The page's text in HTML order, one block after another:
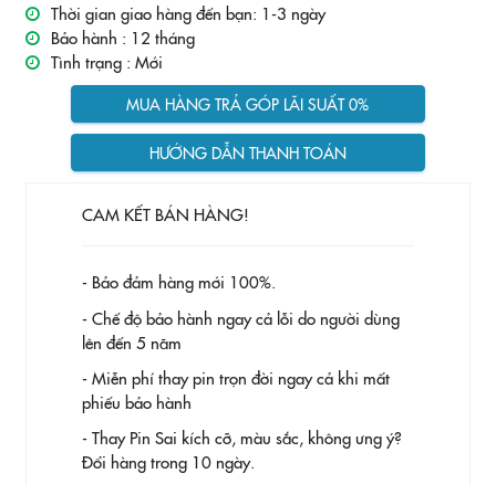
Thời gian giao hàng đến bạn: 1-3 ngày
Bảo hành : 12 tháng
Tình trạng : Mới
MUA HÀNG TRẢ GÓP LÃI SUẤT 0%
HƯỚNG DẪN THANH TOÁN
CAM KẾT BÁN HÀNG!
- Bảo đảm hàng mới 100%.
- Chế độ bảo hành ngay cả lỗi do người dùng
lên đến 5 năm
- Miễn phí thay pin trọn đời ngay cả khi mất
phiếu bảo hành
- Thay Pin Sai kích cỡ, màu sắc, không ưng ý?
Đổi hàng trong 10 ngày.